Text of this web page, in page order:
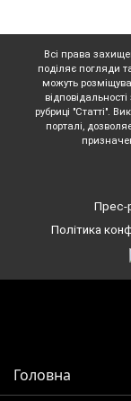
Всі права
поділяє погляди
можуть
рубриці "Статті".
порталі,
Прес-
Політика
Головна